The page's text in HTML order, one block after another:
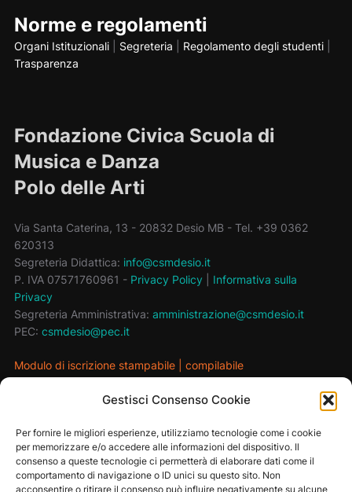
Gestisci Consenso Cookie
Per fornire le migliori esperienze, utilizziamo tecnologie come i cookie
per memorizzare e/o accedere alle informazioni del dispositivo. Il
consenso a queste tecnologie ci permetterà di elaborare dati come il
comportamento di navigazione o ID unici su questo sito. Non
acconsentire o ritirare il consenso può influire negativamente su alcune
Norme e regolamenti
Organi Istituzionali| Segreteria Regolamento degli studenti|
Trasparenza
Fondazione Civica Scuola di
Musica e Danza
Polo delle Arti
Via Santa Caterina, 13 - 20832 Desio MB - Tel. +39 0362
620313
Segreteria Didattica: info@csmdesio.it
P. IVA 07571760961 - Privacy Policy
Informativa sulla
Privacy
Segreteria Amministrativa: amministrazione@csmdesio.it
PEC: csmdesio@pec.it
Modulo di iscrizione stampabile
compilabile
MAIN SPONSOR